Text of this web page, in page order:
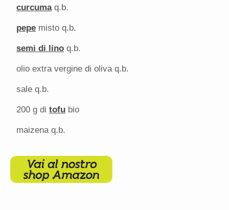
curcumaq.b.
pepe misto q.b.
semi di lino q.b.
olio extra vergine di oliva q.b.
sale q.b.
200 g di tofu bio
maizena q.b.